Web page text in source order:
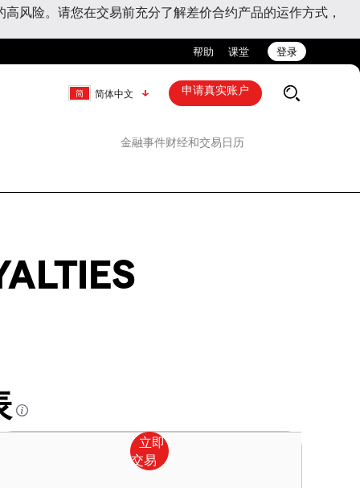
风险。请您在交易前充分了解差价合约产品的运作方式，
帮助 课堂 登录
简体中文 申请真实账户
金融事件财经和交易日历